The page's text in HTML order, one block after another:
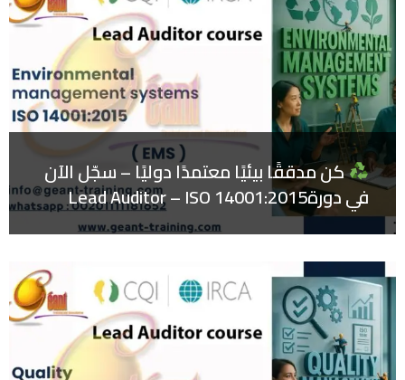
كن مدققًا بيئيًا معتمدًا دوليًا – سجّل الآن
في دورةLead Auditor – ISO 14001:2015